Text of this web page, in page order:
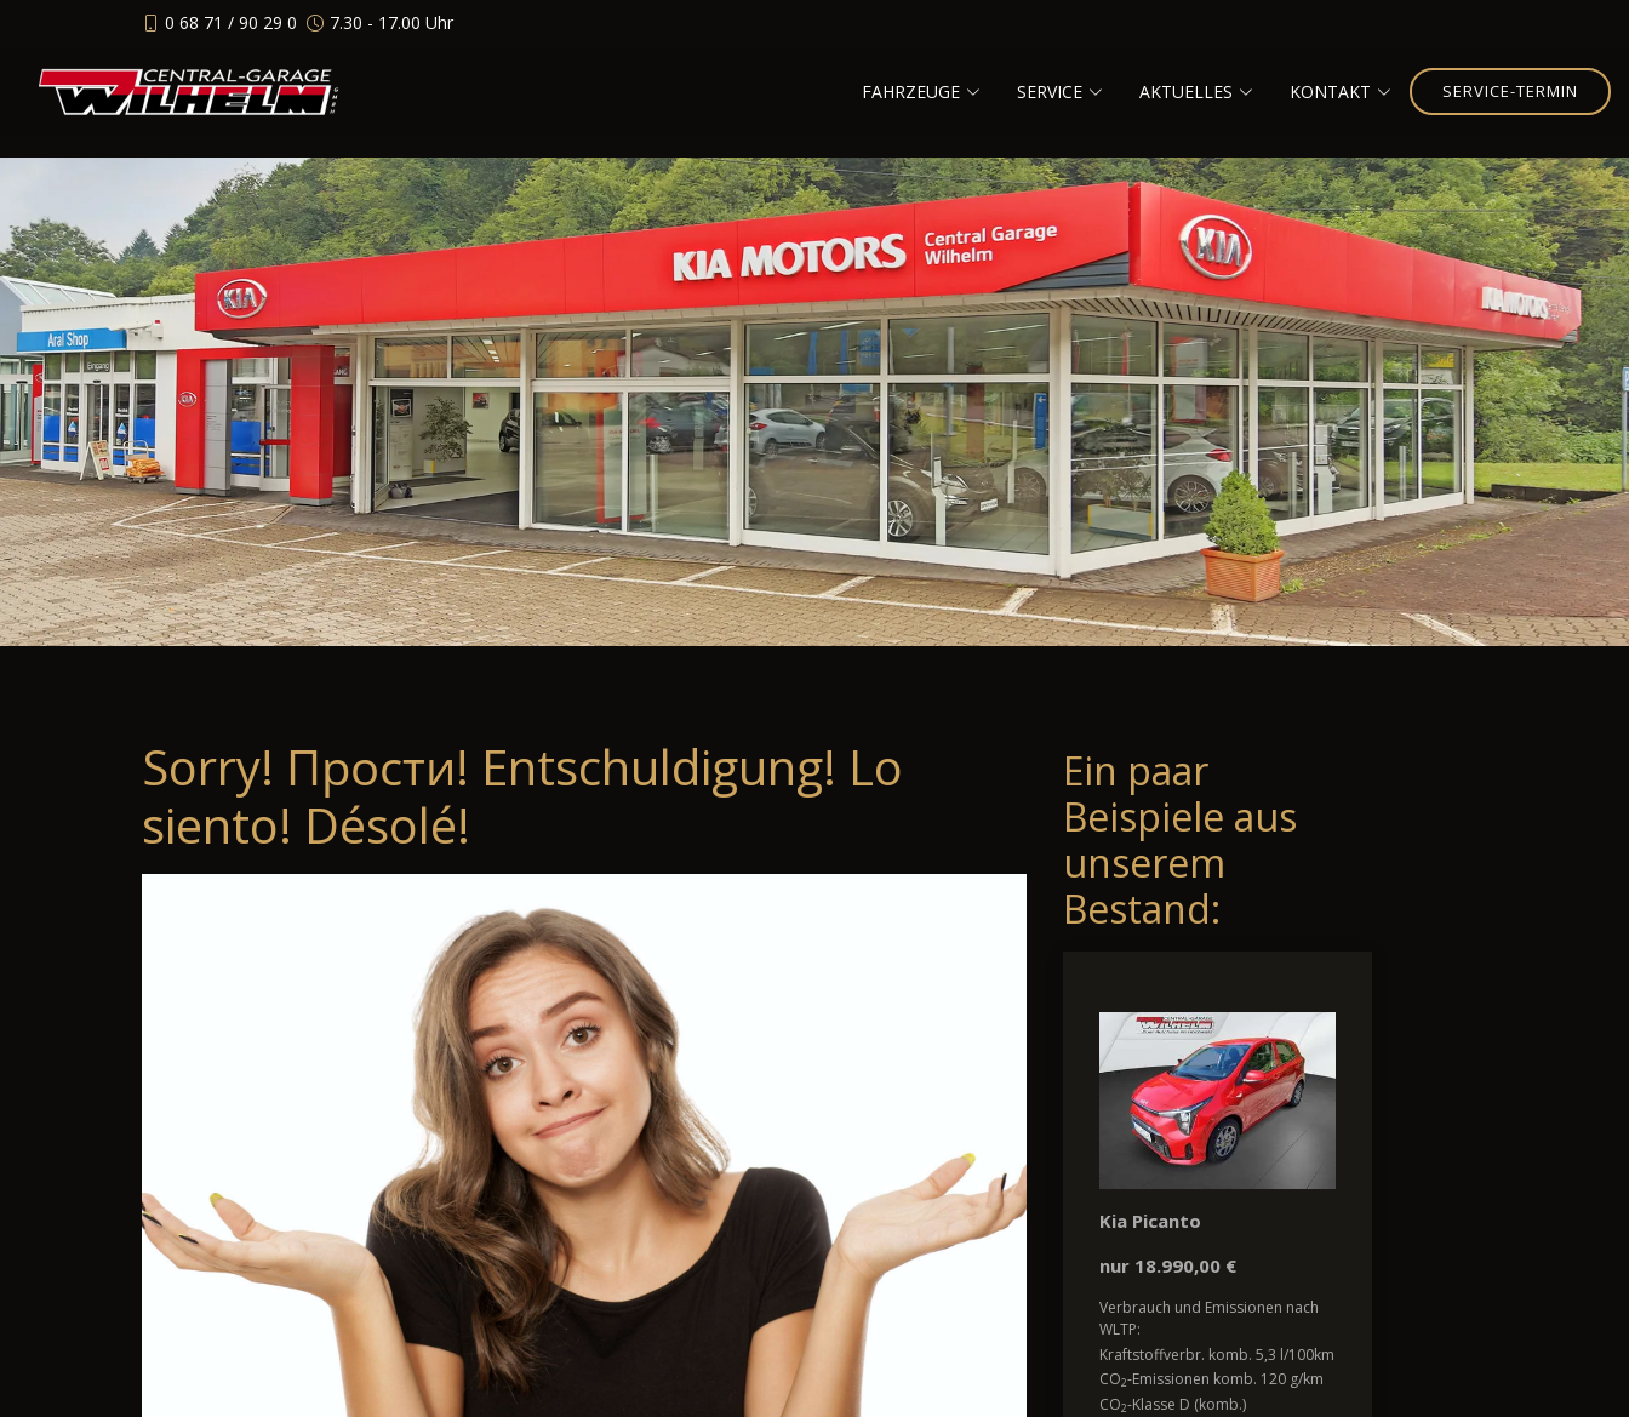
0 68 71 / 90 29 0 7.30 - 17.00 Uhr
FAHRZEUGE SERVICE AKTUELLES KONTAKT SERVICE-TERMIN
Sorry! Прости! Entschuldigung! Lo
siento! Désolé!
Ein paar
Beispiele aus
unserem
Bestand:
Kia Picanto
nur 18.990,00 €
Verbrauch und Emissionen nach
WLTP:
Kraftstoffverbr. komb. 5,3 l/100km
CO2-Emissionen komb. 120 g/km
CO2-Klasse D (komb.)